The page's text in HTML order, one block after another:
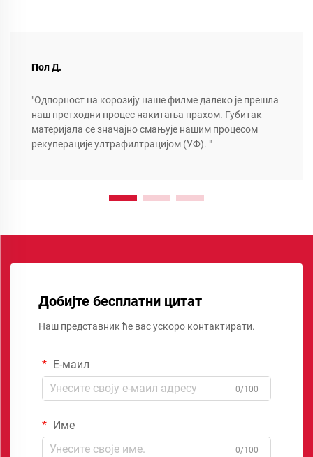
Пол Д.
"Одпорност на корозију наше филме далеко је прешла
наш претходни процес накитања прахом. Губитак
материјала се значајно смањује нашим процесом
рекуперације ултрафилтрацијом (УФ). "
Добијте бесплатни цитат
Наш представник ће вас ускоро контактирати.
Е-маил
0/100
Име
0/100